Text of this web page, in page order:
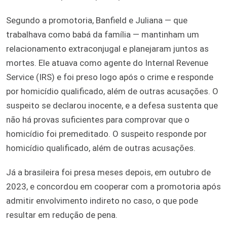
Segundo a promotoria, Banfield e Juliana — que
trabalhava como babá da família — mantinham um
relacionamento extraconjugal e planejaram juntos as
mortes. Ele atuava como agente do Internal Revenue
Service (IRS) e foi preso logo após o crime e responde
por homicídio qualificado, além de outras acusações. O
suspeito se declarou inocente, e a defesa sustenta que
não há provas suficientes para comprovar que o
homicídio foi premeditado. O suspeito responde por
homicídio qualificado, além de outras acusações.
Já a brasileira foi presa meses depois, em outubro de
2023, e concordou em cooperar com a promotoria após
admitir envolvimento indireto no caso, o que pode
resultar em redução de pena.